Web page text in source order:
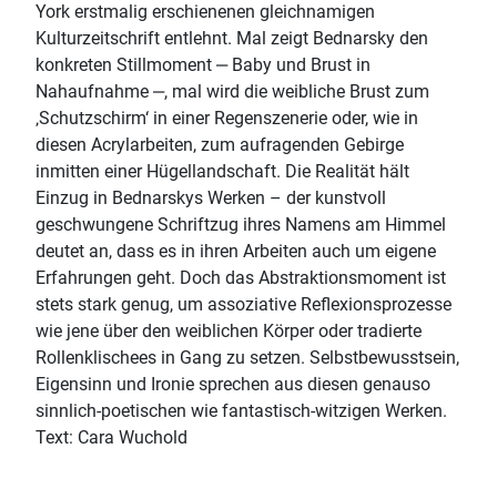
York erstmalig erschienenen gleichnamigen
Kulturzeitschrift entlehnt. Mal zeigt Bednarsky den
konkreten Stillmoment ‒ Baby und Brust in
Nahaufnahme ‒, mal wird die weibliche Brust zum
‚Schutzschirm‘ in einer Regenszenerie oder, wie in
diesen Acrylarbeiten, zum aufragenden Gebirge
inmitten einer Hügellandschaft. Die Realität hält
Einzug in Bednarskys Werken – der kunstvoll
geschwungene Schriftzug ihres Namens am Himmel
deutet an, dass es in ihren Arbeiten auch um eigene
Erfahrungen geht. Doch das Abstraktionsmoment ist
stets stark genug, um assoziative Reflexionsprozesse
wie jene über den weiblichen Körper oder tradierte
Rollenklischees in Gang zu setzen. Selbstbewusstsein,
Eigensinn und Ironie sprechen aus diesen genauso
sinnlich-poetischen wie fantastisch-witzigen Werken.
Text: Cara Wuchold